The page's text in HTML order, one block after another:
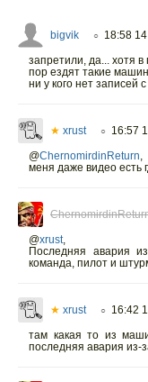
bigvik ○ 18:58
запретили, да... хотя
пор ездят такие
ни у кого нет записей
★ xrust ○ 16:57
@ChernomirdinReturn
меня даже видео есть
@xrust,
Последняя авария
команда, пилот и
★ xrust ○ 16:42
там какая то из
последняя авария из-